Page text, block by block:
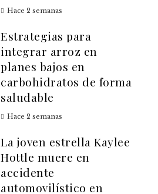
Hace 2 semanas
Estrategias para
integrar arroz en
planes bajos en
carbohidratos de forma
saludable
Hace 2 semanas
La joven estrella Kaylee
Hottle muere en
accidente
automovilístico en